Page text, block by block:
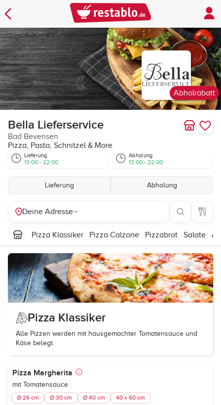
Abholrabatt
Bella Lieferservice
Bad Bevensen
Pizza, Pasta, Schnitzel & More
Lieferung
13:00 - 22:00
Abholung
13:00 - 22:00
Lieferung Abholung
Deine Adresse
Pizza Klassiker Pizza Calzone Pizzabrot Salate
Pizza Klassiker
Alle Pizzen werden mit hausgemachter Tomatensauce und
Käse belegt.
Pizza Margherita
mit Tomatensauce
Ø 26 cm Ø 30 cm Ø 40 cm 40 x 60 cm